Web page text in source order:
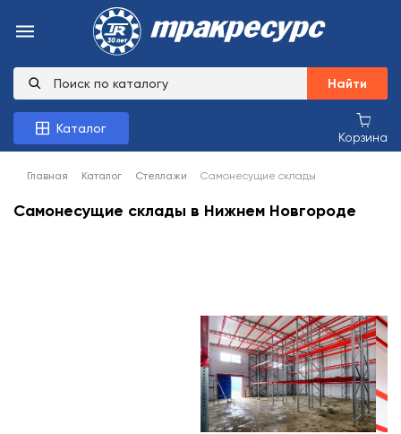
Найти
Каталог
Корзина
Главная Каталог Стеллажи Самонесущие склады
Самонесущие склады в Нижнем Новгороде